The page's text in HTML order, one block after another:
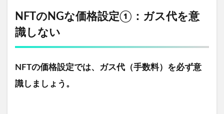
NFTのNGな価格設定①：ガス代を意
識しない
NFTの価格設定では、ガス代（手数料）を必ず意
識しましょう。